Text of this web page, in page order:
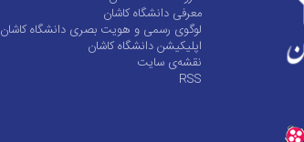
معرفی دانشگاه کاشان
لوگوی رسمی و هویت بصری دانشگاه کاشان
اپلیکیشن دانشگاه کاشان
نقشه‌ی سایت
RSS